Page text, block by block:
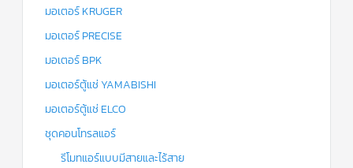
มอเตอร์ KRUGER
มอเตอร์ PRECISE
มอเตอร์ BPK
มอเตอร์ตู้แช่ YAMABISHI
มอเตอร์ตู้แช่ ELCO
ชุดคอนโทรลแอร์
รีโมทแอร์แบบมีสายและไร้สาย